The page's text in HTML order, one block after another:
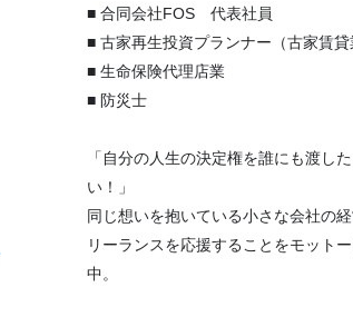
■ 合同会社FOS 代表社員
■ 古家再生投資プランナー（古家賃貸
■ 生命保険代理店業
■ 防災士
「自分の人生の決定権を誰にも渡し
い！」
同じ想いを抱いている小さな会社の
リーランスを応援することをモット
中。